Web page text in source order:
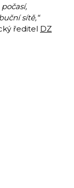
sítě,“
ředitel DZ